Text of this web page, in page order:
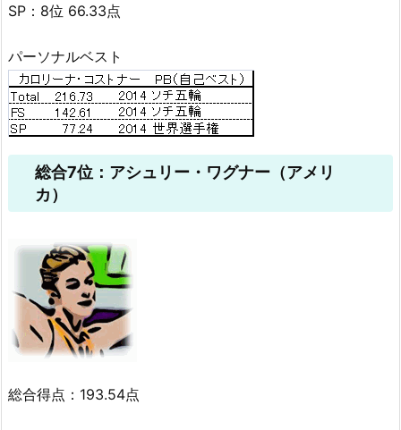
SP：8位 66.33点
パーソナルベスト
総合7位：アシュリー・ワグナー（アメリ
カ）
総合得点：193.54点